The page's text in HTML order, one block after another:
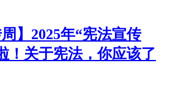
周】2025年“宪法宣传
！关于宪法，你应该了